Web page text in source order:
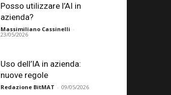
Posso utilizzare l’AI in
azienda?
Massimiliano Cassinelli -
23/05/2026
Uso dell’IA in azienda:
nuove regole
Redazione BitMAT - 09/05/2026